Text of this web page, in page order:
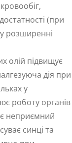
(при
розширенні
олій підвищує
дія при
у
роботу органів
неприємний
синці та